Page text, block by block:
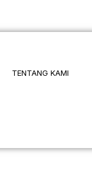
TENTANG KAMI